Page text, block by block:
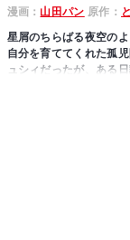
漫画： 山田パン 原作：
星屑のちらばる夜空の
自分を育ててくれた孤
ュシィだったが、ある